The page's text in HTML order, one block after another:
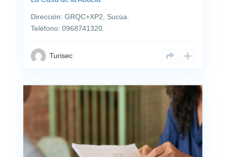
Dirección: GRQC+XP2, Sucúa.
Teléfono: 0968741320.
Turisec